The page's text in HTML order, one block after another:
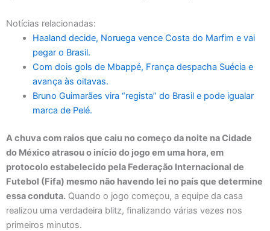
Notícias relacionadas:
Haaland decide, Noruega vence Costa do Marfim e vai
pegar o Brasil.
Com dois gols de Mbappé, França despacha Suécia e
avança às oitavas.
Bruno Guimarães vira “regista” do Brasil e pode igualar
marca de Pelé.
A chuva com raios que caiu no começo da noite na Cidade
do México atrasou o início do jogo em uma hora, em
protocolo estabelecido pela Federação Internacional de
Futebol (Fifa) mesmo não havendo lei no país que determine
essa conduta. Quando o jogo começou, a equipe da casa
realizou uma verdadeira blitz, finalizando várias vezes nos
primeiros minutos.